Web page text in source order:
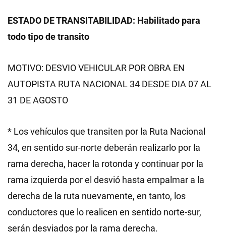
ESTADO DE TRANSITABILIDAD: Habilitado para
todo tipo de transito
MOTIVO: DESVIO VEHICULAR POR OBRA EN
AUTOPISTA RUTA NACIONAL 34 DESDE DIA 07 AL
31 DE AGOSTO
* Los vehículos que transiten por la Ruta Nacional
34, en sentido sur-norte deberán realizarlo por la
rama derecha, hacer la rotonda y continuar por la
rama izquierda por el desvió hasta empalmar a la
derecha de la ruta nuevamente, en tanto, los
conductores que lo realicen en sentido norte-sur,
serán desviados por la rama derecha.